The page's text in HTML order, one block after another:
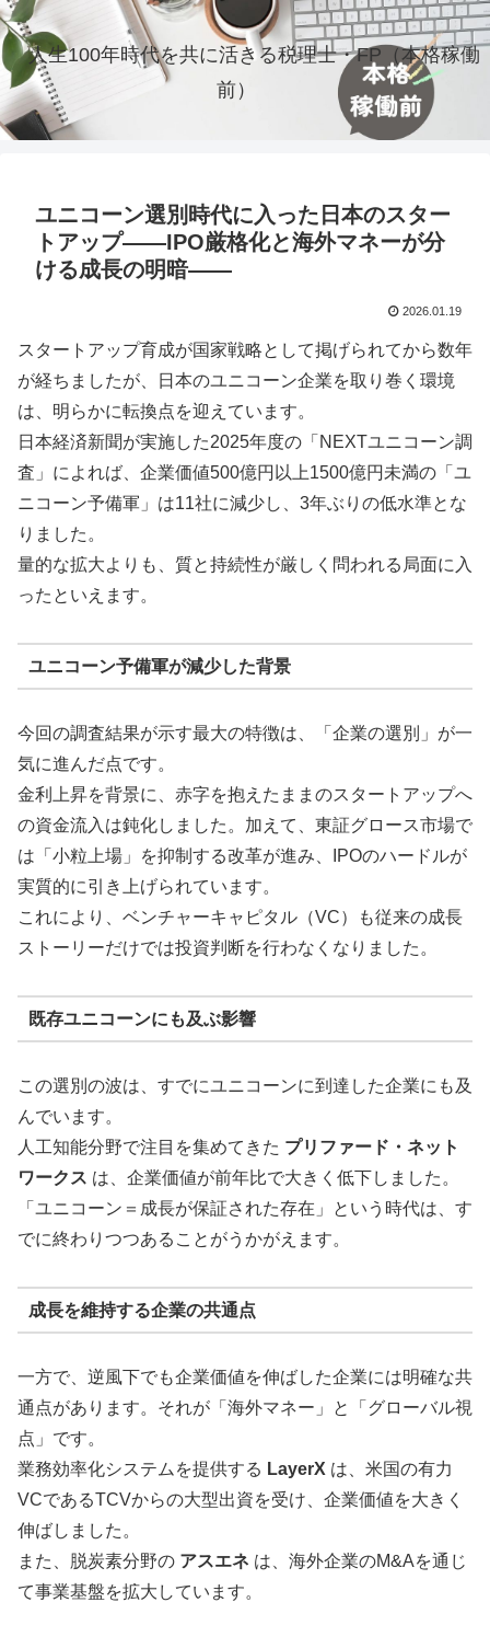
人生100年時代を共に活きる税理士・FP（本格稼働
前）
ユニコーン選別時代に入った日本のスター
トアップ――IPO厳格化と海外マネーが分
ける成長の明暗――
2026.01.19
スタートアップ育成が国家戦略として掲げられてから数年
が経ちましたが、日本のユニコーン企業を取り巻く環境
は、明らかに転換点を迎えています。
日本経済新聞が実施した2025年度の「NEXTユニコーン調
査」によれば、企業価値500億円以上1500億円未満の「ユ
ニコーン予備軍」は11社に減少し、3年ぶりの低水準とな
りました。
量的な拡大よりも、質と持続性が厳しく問われる局面に入
ったといえます。
ユニコーン予備軍が減少した背景
今回の調査結果が示す最大の特徴は、「企業の選別」が一
気に進んだ点です。
金利上昇を背景に、赤字を抱えたままのスタートアップへ
の資金流入は鈍化しました。加えて、東証グロース市場で
は「小粒上場」を抑制する改革が進み、IPOのハードルが
実質的に引き上げられています。
これにより、ベンチャーキャピタル（VC）も従来の成長
ストーリーだけでは投資判断を行わなくなりました。
既存ユニコーンにも及ぶ影響
この選別の波は、すでにユニコーンに到達した企業にも及
んでいます。
人工知能分野で注目を集めてきた プリファード・ネット
ワークス は、企業価値が前年比で大きく低下しました。
「ユニコーン＝成長が保証された存在」という時代は、す
でに終わりつつあることがうかがえます。
成長を維持する企業の共通点
一方で、逆風下でも企業価値を伸ばした企業には明確な共
通点があります。それが「海外マネー」と「グローバル視
点」です。
業務効率化システムを提供する LayerX は、米国の有力
VCであるTCVからの大型出資を受け、企業価値を大きく
伸ばしました。
また、脱炭素分野の アスエネ は、海外企業のM&Aを通じ
て事業基盤を拡大しています。